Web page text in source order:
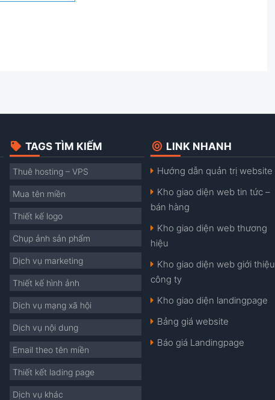
TAGS TÌM KIẾM
Thuê hosting – VPS
Mua tên miền
Thiết kế logo
Chụp ảnh sản phẩm
Dịch vụ marketing
Thiết kế hình ảnh
Dịch vụ mạng xã hội
Dịch vụ nội dung
Email theo tên miền
Thiết kết lading page
Dịch vụ khác
LINK NHANH
Hướng dẫn quản trị website
Kho giao diện web tin tức –
bán hàng
Kho giao diện web thương
hiệu
Kho giao diện web giới thiệu
công ty
Kho giao diện landingpage
Bảng giá website
Báo giá Landingpage